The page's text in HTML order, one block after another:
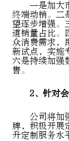
一是加大
终端动销。二
望逐步增强。
道销量占比。
众消费需求，
新试点，实施
六是持续加强
售。
2、针对
公司将加
牌，积极开展
升定制服务水